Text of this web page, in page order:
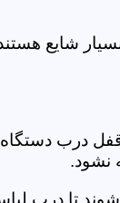
هستند و
دستگاه
نشود.
درب